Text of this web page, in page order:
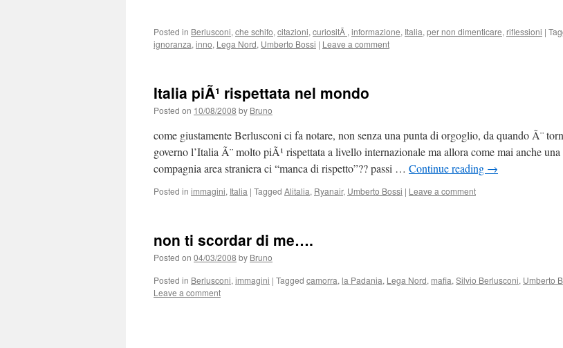
Posted in Berlusconi, che schifo, citazioni, curiositÃ , informazione, Italia, per non dimenticare, riflessioni |
ignoranza, inno, Lega Nord, Umberto Bossi | Leave a comment
Italia piÃ¹ rispettata nel mondo
Posted on 10/08/2008 by Bruno
come giustamente Berlusconi ci fa notare, non senza una punta di orgoglio, da quando Ã¨
governo l’Italia Ã¨ molto piÃ¹ rispettata a livello internazionale ma allora come mai anche una
compagnia area straniera ci “manca di rispetto”?? passi … Continue reading →
Posted in immagini, Italia | Tagged Alitalia, Ryanair, Umberto Bossi | Leave a comment
non ti scordar di me….
Posted on 04/03/2008 by Bruno
Posted in Berlusconi, immagini | Tagged camorra, la Padania, Lega Nord, mafia, Silvio Berlusconi, Umberto
Leave a comment